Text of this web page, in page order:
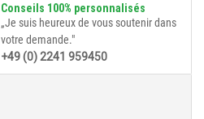
Conseils 100% personnalisés
„Je suis heureux de vous soutenir dans
votre demande."
+49 (0) 2241 959450